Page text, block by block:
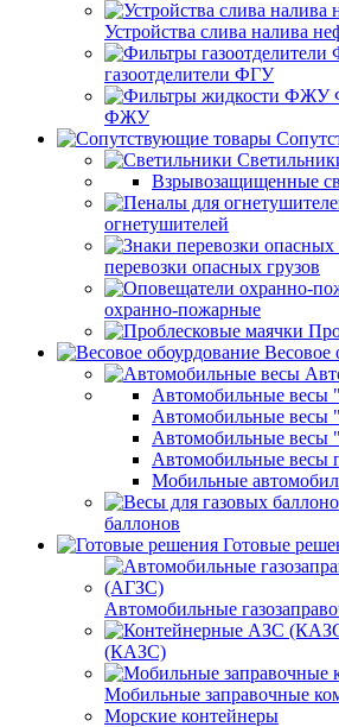
Устройства слива налива
газоотделители ФГУ
ФЖУ
Взрывозащищенные
огнетушителей
перевозки опасных грузов
охранно-пожарные
Весовое
Автомобильные весы
Автомобильные весы
Автомобильные весы
Автомобильные весы
Мобильные
баллонов
Готовые
Автомобильные
(КАЗС)
Мобильные заправочные
Морские контейнеры